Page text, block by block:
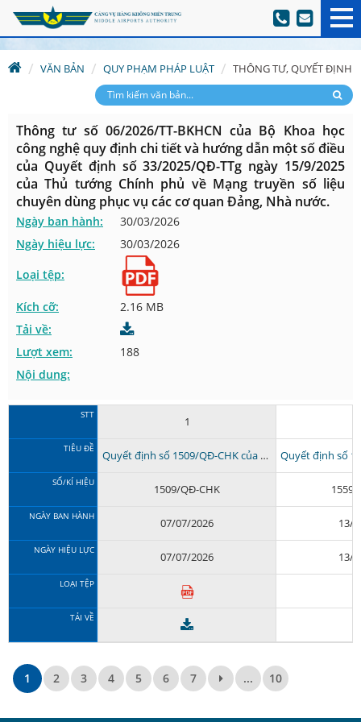
VĂN BẢN QUY PHẠM PHÁP LUẬT THÔNG TƯ, QUYẾT ĐỊNH
Thông tư số 06/2026/TT-BKHCN của Bộ Khoa học
công nghệ quy định chi tiết và hướng dẫn một số điều
của Quyết định số 33/2025/QĐ-TTg ngày 15/9/2025
của Thủ tướng Chính phủ về Mạng truyền số liệu
chuyên dùng phục vụ các cơ quan Đảng, Nhà nước.
Ngày ban hành:
30/03/2026
Ngày hiệu lực:
30/03/2026
Loại tệp:
Kích cỡ:
2.16 MB
Tải về:
Lượt xem:
188
Nội dung:
STT
TIÊU ĐỀ
SỐ/KÍ HIỆU
NGÀY BAN HÀNH
NGÀY HIỆU LỰC
LOẠI TỆP
TẢI VỀ
1
Quyết định số 1509/QĐ-CHK của Cục Hàng không Việt Nam Quyết...
1509/QĐ-CHK
07/07/2026
07/07/2026
1559/
13/
13/
1 2 3 4 5 6 7 ... 10